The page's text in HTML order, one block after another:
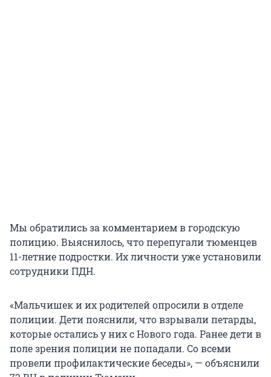
Мы обратились за комментарием в городскую
полицию. Выяснилось, что перепугали тюменцев
11-летние подростки. Их личности уже установили
сотрудники ПДН.
«Мальчишек и их родителей опросили в отделе
полиции. Дети пояснили, что взрывали петарды,
которые остались у них с Нового года. Ранее дети в
поле зрения полиции не попадали. Со всеми
провели профилактические беседы», — объяснили